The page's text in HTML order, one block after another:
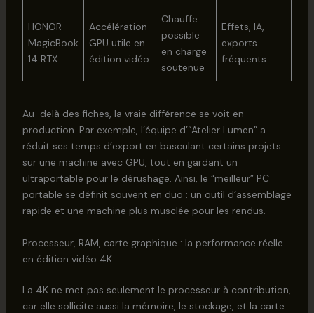
HONOR
MagicBook
14 RTX
Accélération
GPU utile en
édition vidéo
Chauffe
possible
en charge
soutenue
Effets, IA,
exports
fréquents
Au-delà des fiches, la vraie différence se voit en
production. Par exemple, l’équipe d’“Atelier Lumen” a
réduit ses temps d’export en basculant certains projets
sur une machine avec GPU, tout en gardant un
ultraportable pour le dérushage. Ainsi, le “meilleur” PC
portable se définit souvent en duo : un outil d’assemblage
rapide et une machine plus musclée pour les rendus.
Processeur, RAM, carte graphique : la performance réelle
en édition vidéo 4K
La 4K ne met pas seulement le processeur à contribution,
car elle sollicite aussi la mémoire, le stockage, et la carte